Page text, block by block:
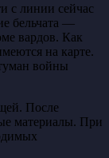
с линии сейчас
бельчата —
вардов. Как
на карте.
войны
После
материалы. При